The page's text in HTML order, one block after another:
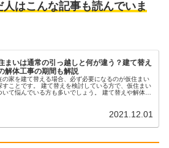
はこんな記事も読んでいま
まいは通常の引っ越しと何が違う？建て替え
解体工事の期間も解説
の家を建て替える場合、必ず必要になるのが仮住まい
すことです。 建て替えを検討している方で、仮住まい
いて悩んでいる方も多いでしょう。 建て替えや解体工
2021.12.01